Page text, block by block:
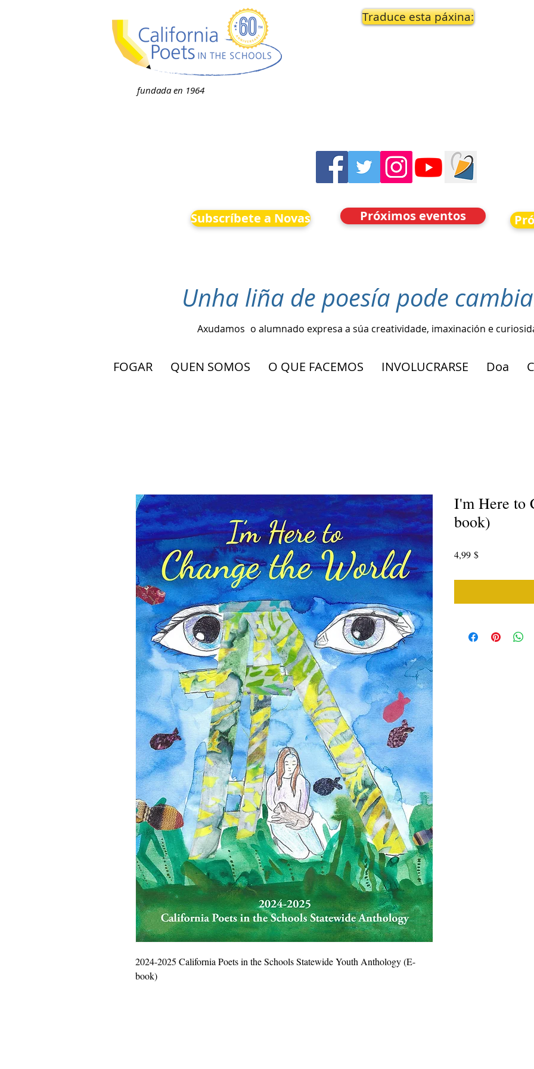
fundada en 1964
Traduce esta páxina:
Subscríbete a Novas Próximos eventos
Unha liña de poesía pode
Axudamos o alumnado expresa a súa creatividade, imaxinación e
FOGAR QUEN SOMOS O QUE FACEMOS INVOLUCRARSE Doa
2024-2025 California Poets in the Schools Statewide Youth Anthology (E-
book)
I'm Here to
book)
4,99 $Price